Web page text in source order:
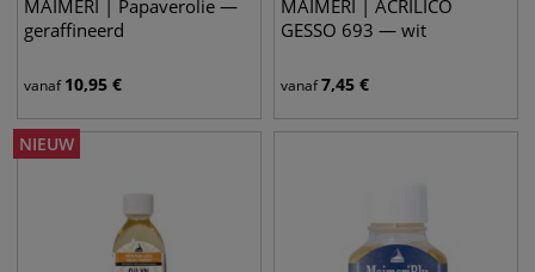
MAIMERI | Papaverolie —
geraffineerd
vanaf 10,95 €
MAIMERI | ACRILICO
GESSO 693 — wit
vanaf7,45 €
NIEUW